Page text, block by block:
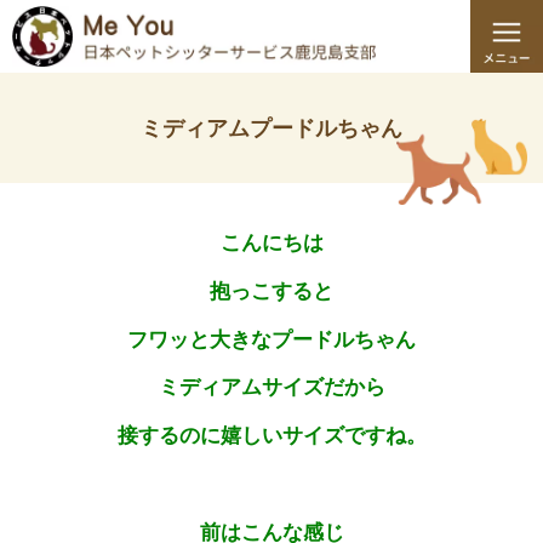
ミディアムプードルちゃん
こんにちは
抱っこすると
フワッと大きなプードルちゃん
ミディアムサイズだから
接するのに嬉しいサイズですね。
前はこんな感じ